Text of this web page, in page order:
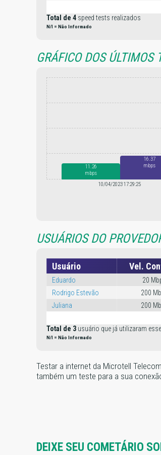
Total de 4 speed tests realizados
N/I = Não Informado
GRÁFICO DOS ÚLTIMOS
11.26
mbps
16.37
mbps
10/04/2023 17:29:25
USUÁRIOS DO
Usuário Vel.
Eduardo 20
Rodrigo Estevão
200
Juliana
200
Total de 3 usuário que já utilizaram
N/I = Não Informado
Testar a internet da Microtell
também um teste para a sua
DEIXE SEU COMETÁRIO